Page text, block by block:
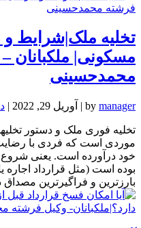
تخلیه ملک|شرایط و
مسکونی| ملکبانان
محمدحسینی
by manager
| آوریل 29, 2022 |
تخلیه فوری ملک و دستور
موردی است که فردی با
خود درآورده است. یعنی
بوده است (مثل قرارداد اجاره
بارزترین و فراگیرترین